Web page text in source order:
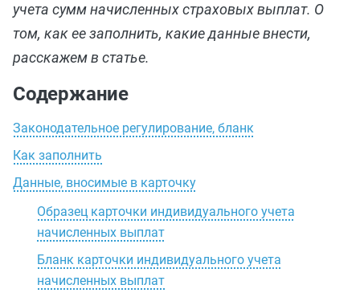
учета сумм начисленных страховых выплат. О
том, как ее заполнить, какие данные внести,
расскажем в статье.
Содержание
Законодательное регулирование, бланк
Как заполнить
Данные, вносимые в карточку
Образец карточки индивидуального учета
начисленных выплат
Бланк карточки индивидуального учета
начисленных выплат